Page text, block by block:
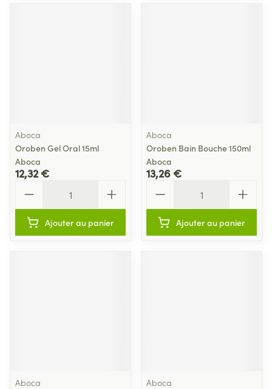
Aboca
Oroben Gel Oral 15ml
Aboca
12,32 €
Ajouter au panier
Aboca
Oroben Bain Bouche 150ml
Aboca
13,26 €
Ajouter au panier
Aboca
Aboca